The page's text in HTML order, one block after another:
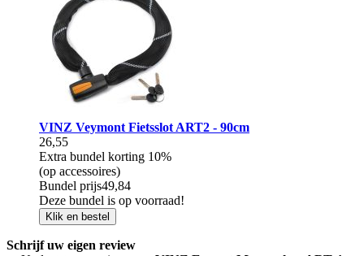
VINZ Veymont Fietsslot ART2 - 90cm
26,55
Extra bundel korting 10%
(op accessoires)
Bundel prijs49,84
Deze bundel is op voorraad!
Klik en bestel
Schrijf uw eigen review